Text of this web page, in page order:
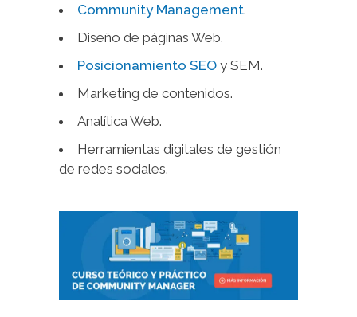
Community Management.
Diseño de páginas Web.
Posicionamiento SEO y SEM.
Marketing de contenidos.
Analítica Web.
Herramientas digitales de gestión
de redes sociales.